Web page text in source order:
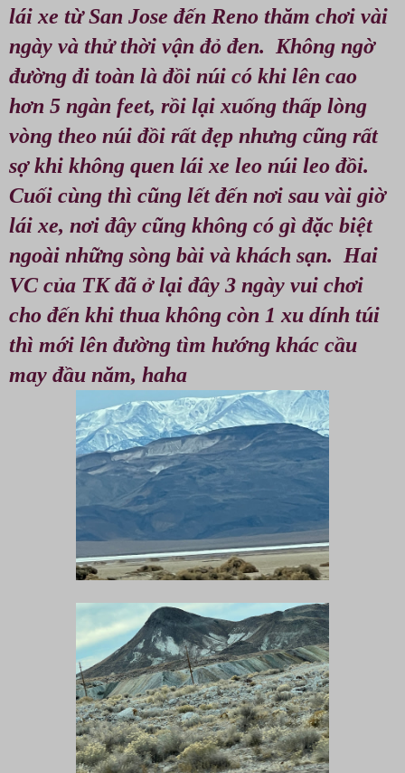
lái xe từ San Jose đến Reno thăm chơi vài
ngày và thử thời vận đỏ đen. Không ngờ
đường đi toàn là đồi núi có khi lên cao
hơn 5 ngàn feet, rồi lại xuống thấp lòng
vòng theo núi đồi rất đẹp nhưng cũng rất
sợ khi không quen lái xe leo núi leo đồi.
Cuối cùng thì cũng lết đến nơi sau vài giờ
lái xe, nơi đây cũng không có gì đặc biệt
ngoài những sòng bài và khách sạn. Hai
VC của TK đã ở lại đây 3 ngày vui chơi
cho đến khi thua không còn 1 xu dính túi
thì mới lên đường tìm hướng khác cầu
may đầu năm, haha